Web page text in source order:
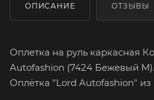
ОПИСАНИЕ ОТЗЫВЫ
Оплетка на руль каркасная
Autofashion (7424 Бежевый M).
Оплётка "Lord Autofashion"